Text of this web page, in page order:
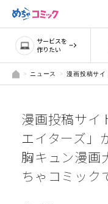
サービスを
作りたい
ニュース
漫画投稿サイ
エイターズ」
胸キュン漫画
ちゃコミック